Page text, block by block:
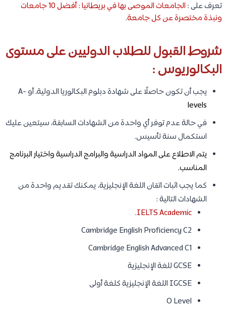
تعرف على :
الجامعات الموصى بها في بريطانيا : أفضل 10 جامعات
ونبذة مختصرة عن كل جامعة.
شروط القبول للطلاب الدوليين على مستوى
البكالوريوس :
يجب أن تكون حاصلًا على شهادة دبلوم البكالوريا الدولية، أو A-
levels
في حالة عدم توفر أي واحدة من الشهادات السابقة، سيتعين عليك
استكمال سنة تأسيس.
يتم الاطلاع على المواد الدراسية والبرامج الدراسية واختيار البرنامج
المناسب.
كما يجب اثبات اتقان اللغة الإنجليزية، يمكنك تقديم واحدة من
الشهادات التالية :
IELTS Academic
.
Cambridge English Proficiency C2
Cambridge English Advanced C1
GCSE للغة الإنجليزية
IGCSE اللغة الإنجليزية كلغة أولى
O Level